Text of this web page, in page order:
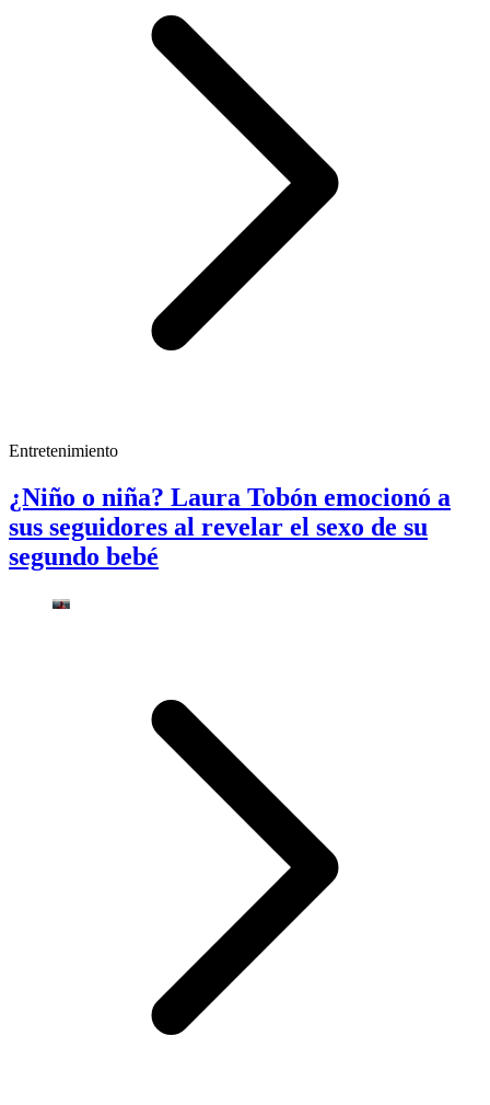
Entretenimiento
¿Niño o niña? Laura Tobón emocionó a
sus seguidores al revelar el sexo de su
segundo bebé